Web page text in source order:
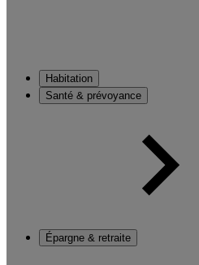
Habitation
Santé & prévoyance
Épargne & retraite